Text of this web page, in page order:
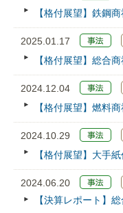
【格付展望】鉄鋼商
2025.01.17
【格付展望】総合商
2024.12.04
【格付展望】燃料商
2024.10.29
【格付展望】大手
2024.06.20
【決算レポート】